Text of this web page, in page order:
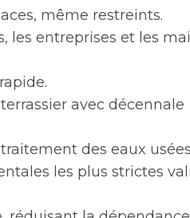
même restreints.
les entreprises et les
avec décennale
des eaux
les plus strictes